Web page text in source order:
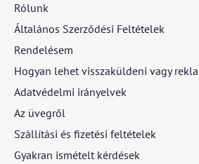
Rólunk
Általános Szerződési Feltételek
Rendelésem
Hogyan lehet visszaküldeni vagy
Adatvédelmi irányelvek
Az üvegről
Szállítási és fizetési feltételek
Gyakran ismételt kérdések